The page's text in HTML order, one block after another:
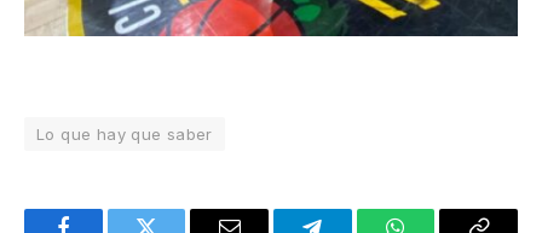
Lo que hay que saber